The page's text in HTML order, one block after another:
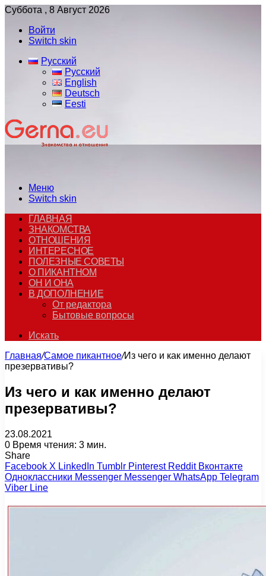
Суббота , 8 Август 2026
Войти
Switch skin
Русский
Русский
English
Deutsch
Eesti
Меню
Switch skin
ГЛАВНАЯ
ЗНАКОМСТВА
ОТНОШЕНИЯ
ИНТЕРЕСНОЕ
ПОЛЕЗНЫЕ СОВЕТЫ
О ПИКАНТНОМ
ОН И ОНА
В ДОПОЛНЕНИЕ
От редактора
Бытовые вопросы
Искать
Главная/Самое пикантное/Из чего и как именно делают
презервативы?
Из чего и как именно делают
презервативы?
23.08.2021
0 Время чтения: 3 мин.
Share
Facebook X LinkedIn Tumblr Pinterest Reddit Вконтакте
Одноклассники Messenger Messenger WhatsApp Telegram
Viber Line